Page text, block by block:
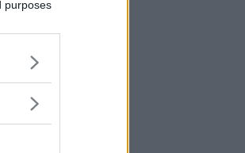
purposes